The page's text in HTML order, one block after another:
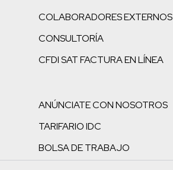
COLABORADORES EXTERNOS
CONSULTORÍA
CFDI SAT FACTURA EN LÍNEA
ANÚNCIATE CON NOSOTROS
TARIFARIO IDC
BOLSA DE TRABAJO